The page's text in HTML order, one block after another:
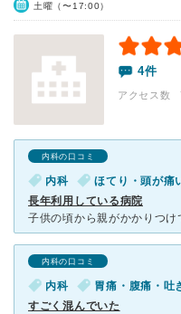
土曜（〜17:00）
4件
アクセス数
内科の口コミ
内科 ほてり・頭が痛
長年利用している病院
内科の口コミ
内科 胃痛・腹痛・吐
すごく混んでいた